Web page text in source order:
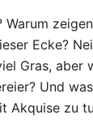
Warum
Ecke?
Gras, aber
Und
Akquise zu